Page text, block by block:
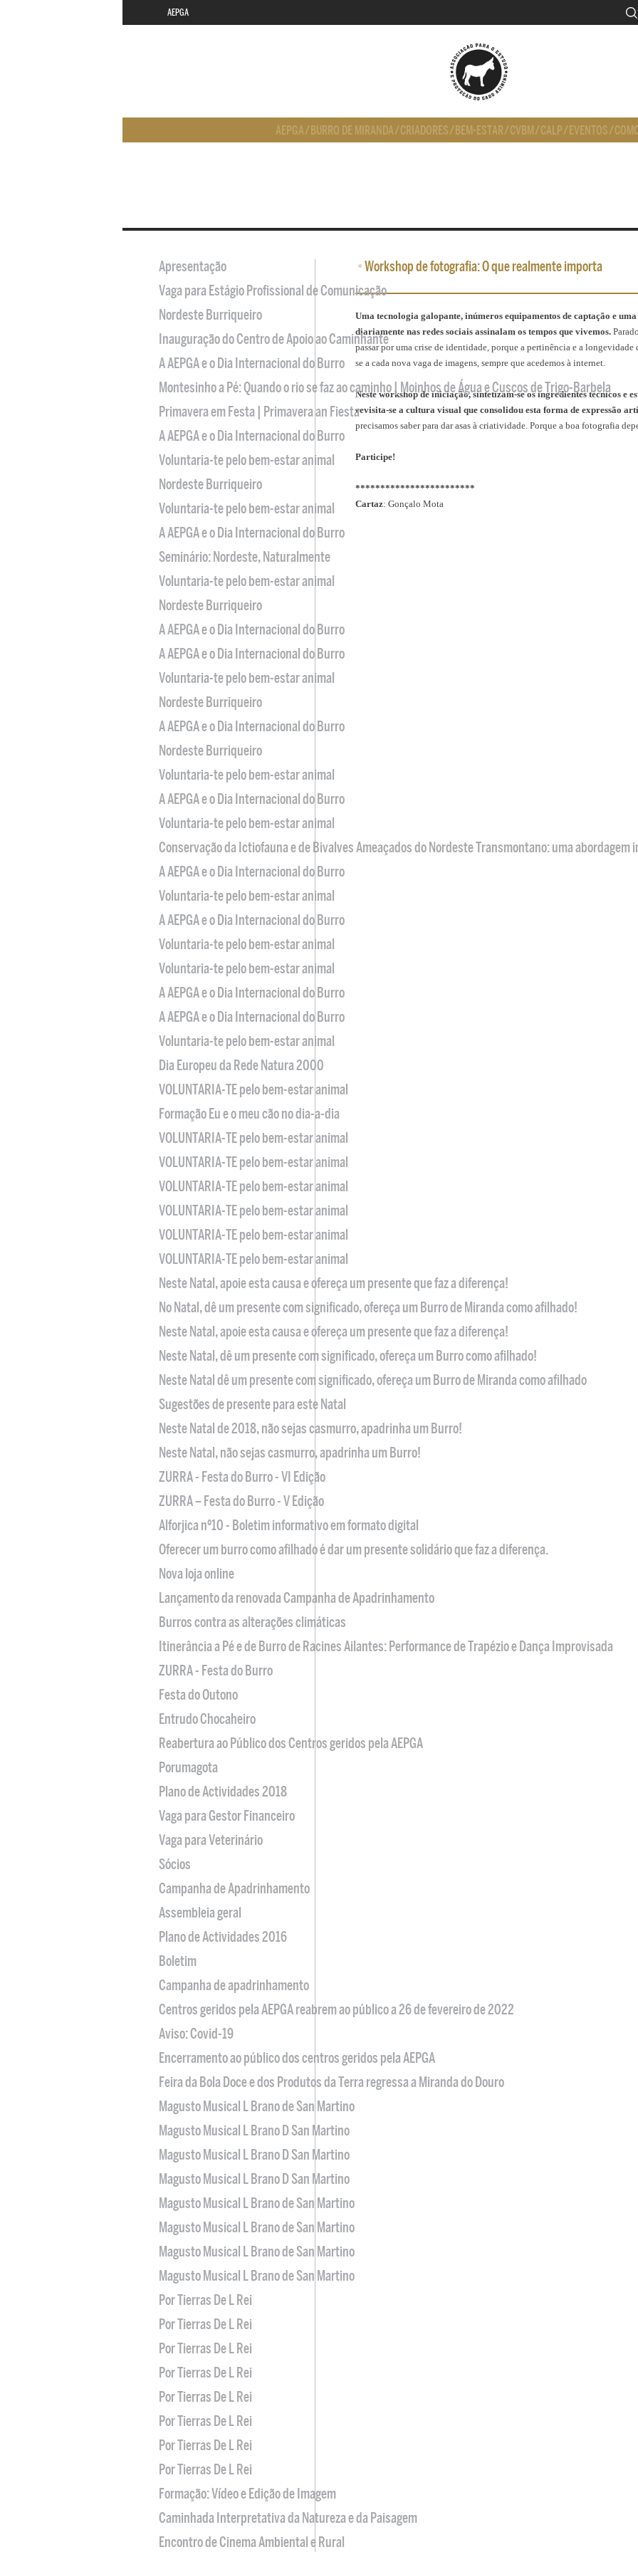
AEPGA
AEPGA/ BURRO DE MIRANDA/CRIADORES/ BEM-ESTAR/CVBM/CALP/ EVENTOS/
•Workshop de fotografia: O que realmente importa
Uma tecnologia galopante, inúmeros equipamentos de captação e
diariamente nas redes sociais assinalam os tempos que vivemos.
passar por uma crise de identidade, porque a pertinência e a
se a cada nova vaga de imagens, sempre que acedemos à internet.
Neste workshop de iniciação, sintetizam-se os ingredientes técnicos e
revisita-se a cultura visual que consolidou esta forma de expressão
precisamos saber para dar asas à criatividade. Porque a boa fotografia
Participe!
************************
Cartaz: Gonçalo Mota
Apresentação
Vaga para Estágio Profissional de Comunicação
Nordeste Burriqueiro
Inauguração do Centro de Apoio ao Caminhante
A AEPGA e o Dia Internacional do Burro
Montesinho a Pé: Quando o rio se faz ao caminho | Moinhos de Água e Cuscos de Trigo-Barbela
Primavera em Festa | Primavera an Fiesta
A AEPGA e o Dia Internacional do Burro
Voluntaria-te pelo bem-estar animal
Nordeste Burriqueiro
Voluntaria-te pelo bem-estar animal
A AEPGA e o Dia Internacional do Burro
Seminário: Nordeste, Naturalmente
Voluntaria-te pelo bem-estar animal
Nordeste Burriqueiro
A AEPGA e o Dia Internacional do Burro
A AEPGA e o Dia Internacional do Burro
Voluntaria-te pelo bem-estar animal
Nordeste Burriqueiro
A AEPGA e o Dia Internacional do Burro
Nordeste Burriqueiro
Voluntaria-te pelo bem-estar animal
A AEPGA e o Dia Internacional do Burro
Voluntaria-te pelo bem-estar animal
Conservação da Ictiofauna e de Bivalves Ameaçados do Nordeste Transmontano: uma abordagem
A AEPGA e o Dia Internacional do Burro
Voluntaria-te pelo bem-estar animal
A AEPGA e o Dia Internacional do Burro
Voluntaria-te pelo bem-estar animal
Voluntaria-te pelo bem-estar animal
A AEPGA e o Dia Internacional do Burro
A AEPGA e o Dia Internacional do Burro
Voluntaria-te pelo bem-estar animal
Dia Europeu da Rede Natura 2000
VOLUNTARIA-TE pelo bem-estar animal
Formação Eu e o meu cão no dia-a-dia
VOLUNTARIA-TE pelo bem-estar animal
VOLUNTARIA-TE pelo bem-estar animal
VOLUNTARIA-TE pelo bem-estar animal
VOLUNTARIA-TE pelo bem-estar animal
VOLUNTARIA-TE pelo bem-estar animal
VOLUNTARIA-TE pelo bem-estar animal
Neste Natal, apoie esta causa e ofereça um presente que faz a diferença!
No Natal, dê um presente com significado, ofereça um Burro de Miranda como afilhado!
Neste Natal, apoie esta causa e ofereça um presente que faz a diferença!
Neste Natal, dê um presente com significado, ofereça um Burro como afilhado!
Neste Natal dê um presente com significado, ofereça um Burro de Miranda como afilhado
Sugestões de presente para este Natal
Neste Natal de 2018, não sejas casmurro, apadrinha um Burro!
Neste Natal, não sejas casmurro, apadrinha um Burro!
ZURRA - Festa do Burro - VI Edição
ZURRA – Festa do Burro - V Edição
Alforjica nº10 - Boletim informativo em formato digital
Oferecer um burro como afilhado é dar um presente solidário que faz a diferença.
Nova loja online
Lançamento da renovada Campanha de Apadrinhamento
Burros contra as alterações climáticas
Itinerância a Pé e de Burro de Racines Ailantes: Performance de Trapézio e Dança Improvisada
ZURRA - Festa do Burro
Festa do Outono
Entrudo Chocaheiro
Reabertura ao Público dos Centros geridos pela AEPGA
Porumagota
Plano de Actividades 2018
Vaga para Gestor Financeiro
Vaga para Veterinário
Sócios
Campanha de Apadrinhamento
Assembleia geral
Plano de Actividades 2016
Boletim
Campanha de apadrinhamento
Centros geridos pela AEPGA reabrem ao público a 26 de fevereiro de 2022
Aviso: Covid-19
Encerramento ao público dos centros geridos pela AEPGA
Feira da Bola Doce e dos Produtos da Terra regressa a Miranda do Douro
Magusto Musical L Brano de San Martino
Magusto Musical L Brano D San Martino
Magusto Musical L Brano D San Martino
Magusto Musical L Brano D San Martino
Magusto Musical L Brano de San Martino
Magusto Musical L Brano de San Martino
Magusto Musical L Brano de San Martino
Magusto Musical L Brano de San Martino
Por Tierras De L Rei
Por Tierras De L Rei
Por Tierras De L Rei
Por Tierras De L Rei
Por Tierras De L Rei
Por Tierras De L Rei
Por Tierras De L Rei
Por Tierras De L Rei
Formação: Vídeo e Edição de Imagem
Caminhada Interpretativa da Natureza e da Paisagem
Encontro de Cinema Ambiental e Rural